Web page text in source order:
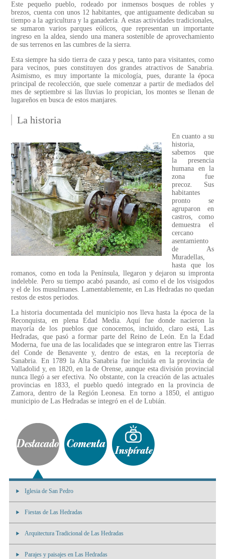
Este pequeño pueblo, rodeado por inmensos bosques de robles y
brezos, cuenta con unos 12 habitantes, que antiguamente dedicaban su
tiempo a la agricultura y la ganadería. A estas actividades tradicionales,
se sumaron varios parques eólicos, que representan un importante
ingreso en la aldea, siendo una manera sostenible de aprovechamiento
de sus terrenos en las cumbres de la sierra.
Esta siempre ha sido tierra de caza y pesca, tanto para visitantes, como
para vecinos, pues constituyen dos grandes atractivos de Sanabria.
Asimismo, es muy importante la micología, pues, durante la época
principal de recolección, que suele comenzar a partir de mediados del
mes de septiembre si las lluvias lo propician, los montes se llenan de
lugareños en busca de estos manjares.
La historia
En cuanto a su
historia,
sabemos que
la presencia
humana en la
zona fue
precoz. Sus
habitantes
pronto se
agruparon en
castros, como
demuestra el
cercano
asentamiento
de As
Muradellas,
hasta que los
romanos, como en toda la Península, llegaron y dejaron su impronta
indeleble. Pero su tiempo acabó pasando, así como el de los visigodos
y el de los musulmanes. Lamentablemente, en Las Hedradas no quedan
restos de estos periodos.
La historia documentada del municipio nos lleva hasta la época de la
Reconquista, en plena Edad Media. Aquí fue donde nacieron la
mayoría de los pueblos que conocemos, incluido, claro está, Las
Hedradas, que pasó a formar parte del Reino de León. En la Edad
Moderna, fue una de las localidades que se integraron entre las Tierras
del Conde de Benavente y, dentro de estas, en la receptoría de
Sanabria. En 1789 la Alta Sanabria fue incluida en la provincia de
Valladolid y, en 1820, en la de Orense, aunque esta división provincial
nunca llegó a ser efectiva. No obstante, con la creación de las actuales
provincias en 1833, el pueblo quedó integrado en la provincia de
Zamora, dentro de la Región Leonesa. En torno a 1850, el antiguo
municipio de Las Hedradas se integró en el de Lubián.
Iglesia de San Pedro
Fiestas de Las Hedradas
Arquitectura Tradicional de Las Hedradas
Parajes y paisajes en Las Hedradas